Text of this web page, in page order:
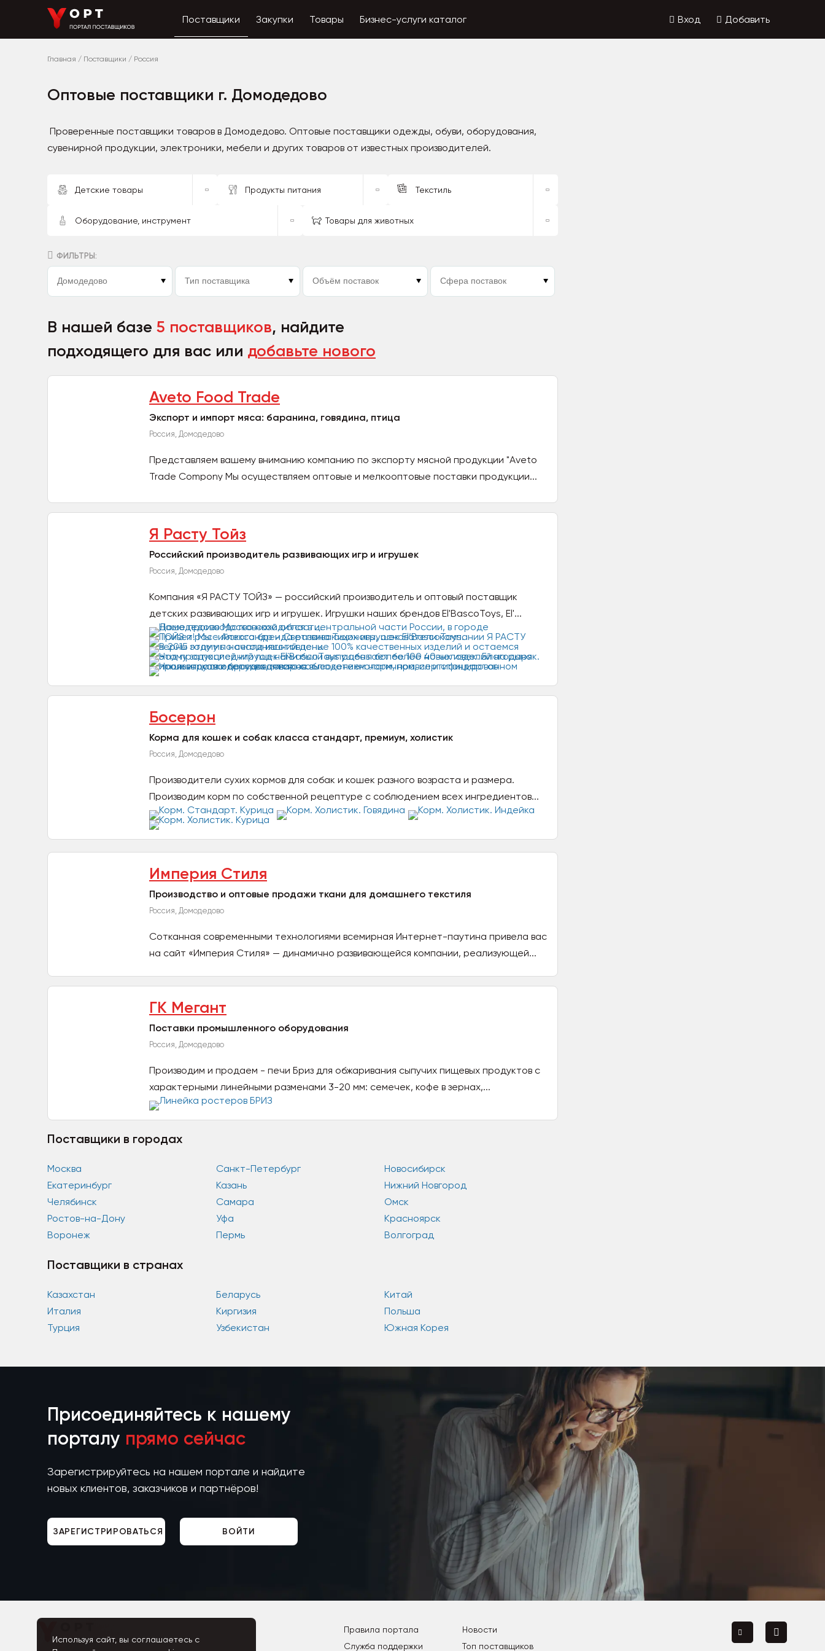
Поставщики Закупки Товары Бизнес-услуги каталог Вход Добавить
Главная / Поставщики / Россия
Оптовые поставщики г. Домодедово
Проверенные поставщики товаров в Домодедово. Оптовые поставщики одежды, обуви, оборудования,
сувенирной продукции, электроники, мебели и других товаров от известных производителей.
Детские товары Продукты питания Текстиль
Оборудование, инструмент Товары для животных
ФИЛЬТРЫ:
В нашей базе 5 поставщиков, найдите
подходящего для вас или добавьте нового
Aveto Food Trade
Экспорт и импорт мяса: баранина, говядина, птица
Россия, Домодедово
Представляем вашему вниманию компанию по экспорту мясной продукции "Aveto
Trade Compony Мы осуществляем оптовые и мелкооптовые поставки продукции...
Я Расту Тойз
Российский производитель развивающих игр и игрушек
Россия, Домодедово
Компания «Я РАСТУ ТОЙЗ» — российский производитель и оптовый поставщик
детских развивающих игр и игрушек. Игрушки наших брендов El'BascoToys, El'...
Босерон
Корма для кошек и собак класса стандарт, премиум, холистик
Россия, Домодедово
Производители сухих кормов для собак и кошек разного возраста и размера.
Производим корм по собственной рецептуре с соблюдением всех ингредиентов...
Империя Стиля
Производство и оптовые продажи ткани для домашнего текстиля
Россия, Домодедово
Сотканная современными технологиями всемирная Интернет-паутина привела вас
на сайт «Империя Стиля» — динамично развивающейся компании, реализующей...
ГК Мегант
Поставки промышленного оборудования
Россия, Домодедово
Производим и продаем - печи Бриз для обжаривания сыпучих пищевых продуктов с
характерными линейными разменами 3-20 мм: семечек, кофе в зернах,...
Поставщики в городах
Москва Санкт-Петербург
Новосибирск
Екатеринбург
Казань
Нижний Новгород
Челябинск
Самара
Омск
Ростов-на-Дону
Уфа
Красноярск
Воронеж
Пермь Волгоград
Поставщики в странах
Казахстан Беларусь
Китай
Италия
Киргизия
Польша
Турция
Узбекистан Южная Корея
Присоединяйтесь к нашему
порталу прямо сейчас
Зарегистрируйтесь на нашем портале и найдите
новых клиентов, заказчиков и партнёров!
ЗАРЕГИСТРИРОВАТЬСЯ ВОЙТИ
Правила портала
Служба поддержки
Новости
Топ поставщиков
Используя сайт, вы соглашаетесь с